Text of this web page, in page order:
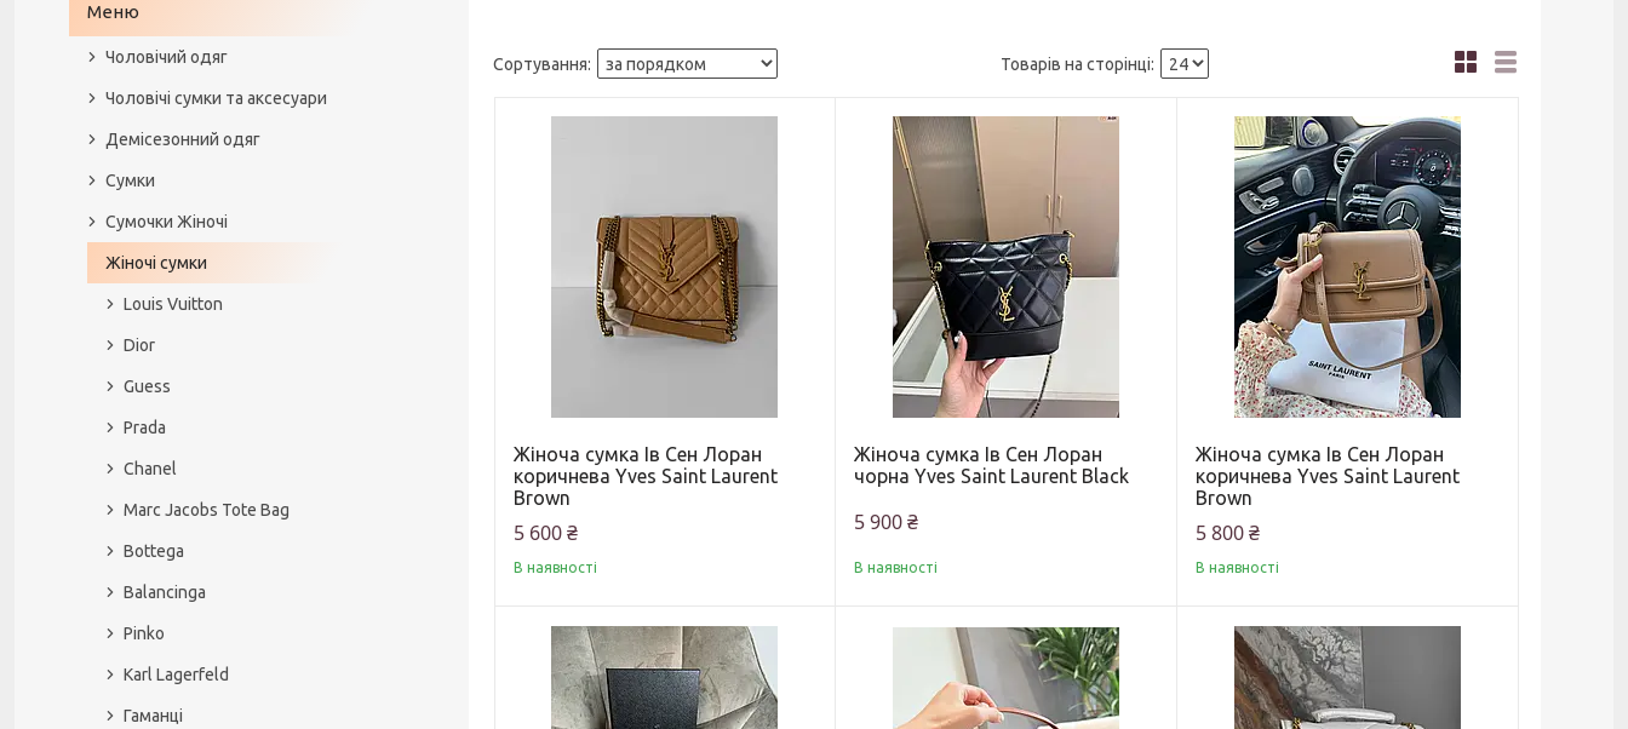
Жіноча сумка Ів Сен Лоран
коричнева Yves Saint Laurent
Brown
5 600 ₴
В наявності
Жіноча сумка Ів Сен Лоран
чорна Yves Saint Laurent Black
5 900 ₴
В наявності
Жіноча сумка Ів Сен Лоран
коричнева Yves Saint Laurent
Brown
5 800 ₴
В наявності
Меню
Чоловічий одяг
Чоловічі сумки та аксесуари
Демісезонний одяг
Сумки
Сумочки Жіночі
Жіночі сумки
Louis Vuitton
Dior
Guess
Prada
Chanel
Marc Jacobs Tote Bag
Bottega
Balancinga
Pinko
Karl Lagerfeld
Гаманці